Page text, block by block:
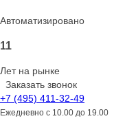
Автоматизировано
11
Лет на рынке
Заказать звонок
+7 (495) 411-32-49
Ежедневно с 10.00 до 19.00